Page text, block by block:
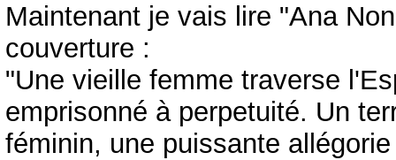
Maintenant je vais lire "Ana
couverture :
"Une vieille femme traverse
emprisonné à perpetuité. Un
féminin, une puissante